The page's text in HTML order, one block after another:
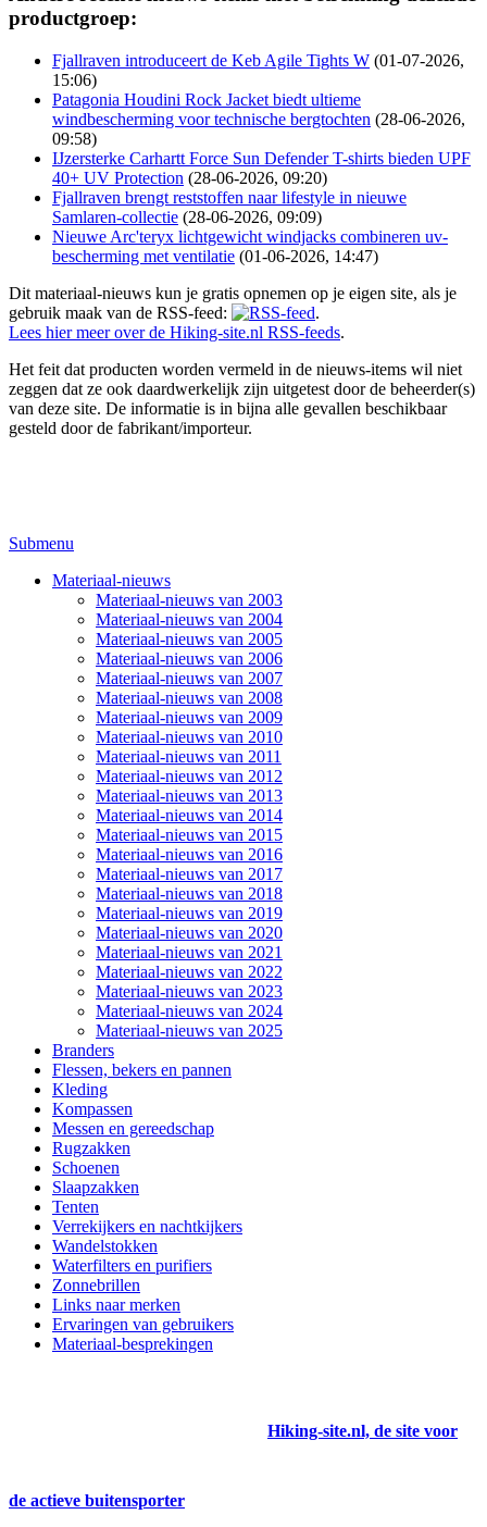
productgroep:
Fjallraven introduceert de Keb Agile Tights W (01-07-2026,
15:06)
Patagonia Houdini Rock Jacket biedt ultieme
windbescherming voor technische bergtochten (28-06-2026,
09:58)
IJzersterke Carhartt Force Sun Defender T-shirts bieden UPF
40+ UV Protection (28-06-2026, 09:20)
Fjallraven brengt reststoffen naar lifestyle in nieuwe
Samlaren-collectie (28-06-2026, 09:09)
Nieuwe Arc'teryx lichtgewicht windjacks combineren uv-
bescherming met ventilatie (01-06-2026, 14:47)
Dit materiaal-nieuws kun je gratis opnemen op je eigen site, als je
gebruik maak van de RSS-feed:
.
Lees hier meer over de Hiking-site.nl RSS-feeds.
Het feit dat producten worden vermeld in de nieuws-items wil niet
zeggen dat ze ook daardwerkelijk zijn uitgetest door de beheerder(s)
van deze site. De informatie is in bijna alle gevallen beschikbaar
gesteld door de fabrikant/importeur.
Submenu
Materiaal-nieuws
Materiaal-nieuws van 2003
Materiaal-nieuws van 2004
Materiaal-nieuws van 2005
Materiaal-nieuws van 2006
Materiaal-nieuws van 2007
Materiaal-nieuws van 2008
Materiaal-nieuws van 2009
Materiaal-nieuws van 2010
Materiaal-nieuws van 2011
Materiaal-nieuws van 2012
Materiaal-nieuws van 2013
Materiaal-nieuws van 2014
Materiaal-nieuws van 2015
Materiaal-nieuws van 2016
Materiaal-nieuws van 2017
Materiaal-nieuws van 2018
Materiaal-nieuws van 2019
Materiaal-nieuws van 2020
Materiaal-nieuws van 2021
Materiaal-nieuws van 2022
Materiaal-nieuws van 2023
Materiaal-nieuws van 2024
Materiaal-nieuws van 2025
Branders
Flessen, bekers en pannen
Kleding
Kompassen
Messen en gereedschap
Rugzakken
Schoenen
Slaapzakken
Tenten
Verrekijkers en nachtkijkers
Wandelstokken
Waterfilters en purifiers
Zonnebrillen
Links naar merken
Ervaringen van gebruikers
Materiaal-besprekingen
Hiking-site.nl, de site voor
de actieve buitensporter